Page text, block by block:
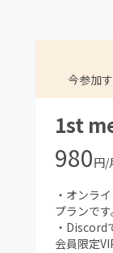
今参加
1st
980円/
・オンラ
プランです
・Discord
会員限定